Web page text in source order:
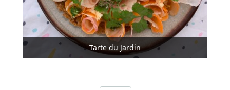
Tarte du Jardin